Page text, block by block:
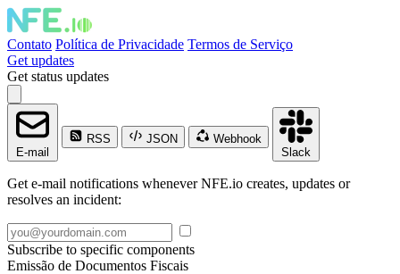
Contato Política de Privacidade Termos de Serviço
Get updates
Get status updates
E-mail
RSS JSON
Webhook
Slack
Get e-mail notifications whenever NFE.io creates, updates or
resolves an incident:
Subscribe to specific components
Emissão de Documentos Fiscais